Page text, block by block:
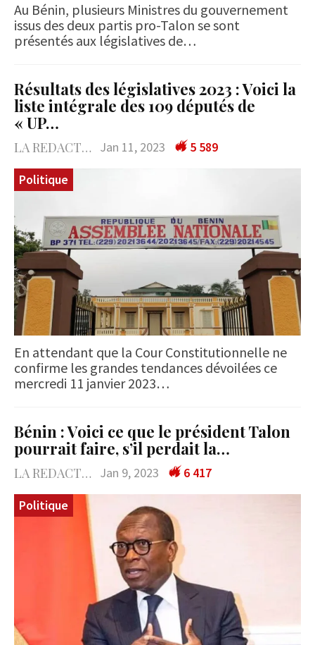
Au Bénin, plusieurs Ministres du gouvernement
issus des deux partis pro-Talon se sont
présentés aux législatives de…
Résultats des législatives 2023 : Voici la
liste intégrale des 109 députés de
« UP…
LA REDACTION Jan 11, 2023
5 589
Politique
En attendant que la Cour Constitutionnelle ne
confirme les grandes tendances dévoilées ce
mercredi 11 janvier 2023…
Bénin : Voici ce que le président Talon
pourrait faire, s’il perdait la…
LA REDACTION Jan 9, 2023
6 417
Politique